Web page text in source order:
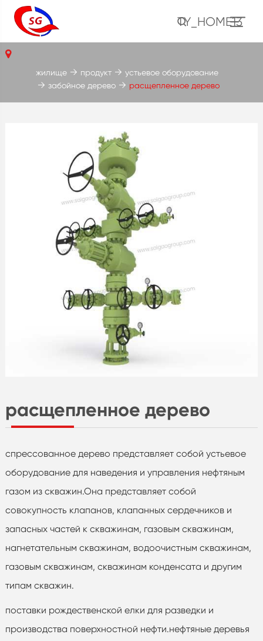
TY_HOME13
расщепленное дерево
спрессованное дерево представляет собой устьевое
оборудование для наведения и управления нефтяным
газом из скважин.Она представляет собой
совокупность клапанов, клапанных сердечников и
запасных частей к скважинам, газовым скважинам,
нагнетательным скважинам, водоочистным скважинам,
газовым скважинам, скважинам конденсата и другим
типам скважин.
поставки рождественской елки для разведки и
производства поверхностной нефти.нефтяные деревья
жилище продукт
устьевое оборудование
забойное дерево
расщепленное дерево